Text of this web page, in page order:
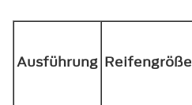
Ausführung Reifengröße